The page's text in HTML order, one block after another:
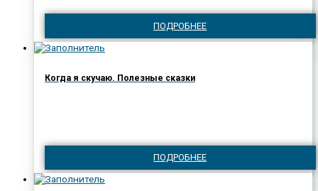
ПОДРОБНЕЕ
Когда я скучаю. Полезные сказки
ПОДРОБНЕЕ